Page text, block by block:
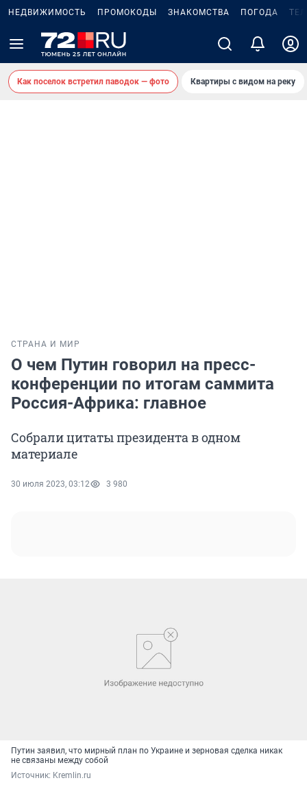
НЕДВИЖИМОСТЬ ПРОМОКОДЫ ЗНАКОМСТВА ПОГОДА
Как поселок встретил паводок — фото Квартиры с видом на реку
СТРАНА И МИР
О чем Путин говорил на пресс-
конференции по итогам саммита
Россия-Африка: главное
Собрали цитаты президента в одном
материале
30 июля 2023, 03:12 3 980
Путин заявил, что мирный план по Украине и зерновая сделка никак
не связаны между собой
Источник: Kremlin.ru